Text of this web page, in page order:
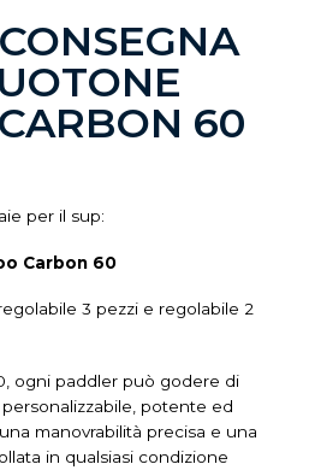
60
per il sup:
Carbon 60
3 pezzi e regolabile 2
ogni paddler può godere di
potente ed
manovrabilità precisa e una
in qualsiasi condizione